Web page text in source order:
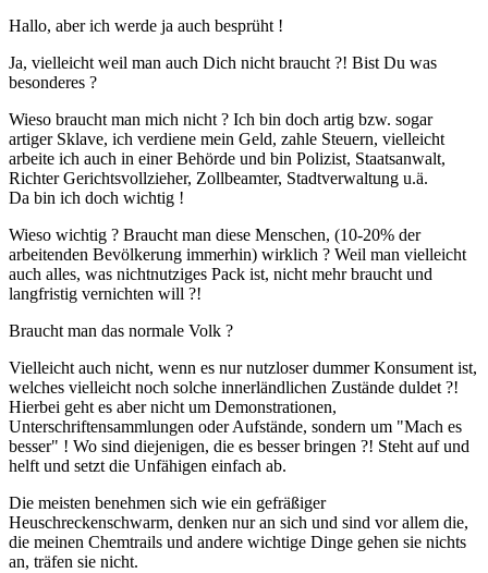
Hallo, aber ich werde ja auch besprüht !
Ja, vielleicht weil man auch Dich nicht braucht ?! Bist Du was
besonderes ?
Wieso braucht man mich nicht ? Ich bin doch artig bzw. sogar
artiger Sklave, ich verdiene mein Geld, zahle Steuern, vielleicht
arbeite ich auch in einer Behörde und bin Polizist, Staatsanwalt,
Richter Gerichtsvollzieher, Zollbeamter, Stadtverwaltung u.ä.
Da bin ich doch wichtig !
Wieso wichtig ? Braucht man diese Menschen, (10-20% der
arbeitenden Bevölkerung immerhin) wirklich ? Weil man vielleicht
auch alles, was nichtnutziges Pack ist, nicht mehr braucht und
langfristig vernichten will ?!
Braucht man das normale Volk ?
Vielleicht auch nicht, wenn es nur nutzloser dummer Konsument ist,
welches vielleicht noch solche innerländlichen Zustände duldet ?!
Hierbei geht es aber nicht um Demonstrationen,
Unterschriftensammlungen oder Aufstände, sondern um "Mach es
besser" ! Wo sind diejenigen, die es besser bringen ?! Steht auf und
helft und setzt die Unfähigen einfach ab.
Die meisten benehmen sich wie ein gefräßiger
Heuschreckenschwarm, denken nur an sich und sind vor allem die,
die meinen Chemtrails und andere wichtige Dinge gehen sie nichts
an, träfen sie nicht.